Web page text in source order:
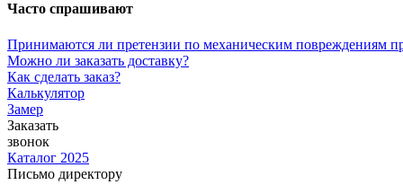
Часто спрашивают
Принимаются ли претензии по механическим повреждениям
Можно ли заказать доставку?
Как сделать заказ?
Калькулятор
Замер
Заказать
звонок
Каталог 2025
Письмо директору